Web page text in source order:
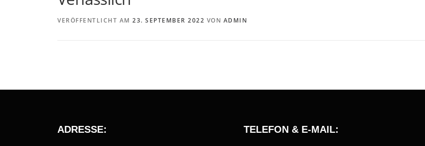
VERÖFFENTLICHT AM 23. SEPTEMBER 2022 VON ADMIN
ADRESSE: TELEFON & E-MAIL: